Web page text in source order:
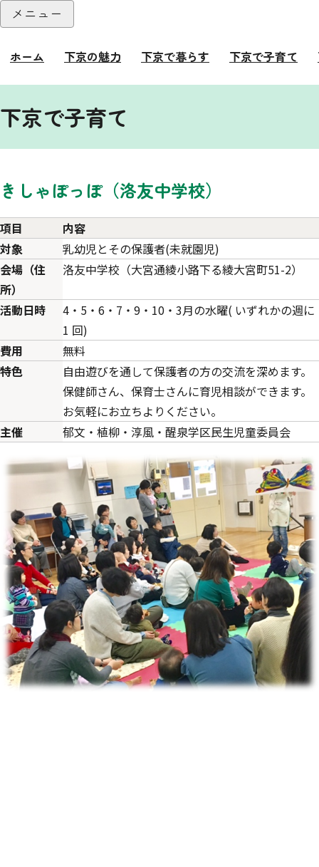
本文へ
メニュー
ホーム 下京の魅力 下京で暮らす 下京で子育て
下京で子育て
きしゃぽっぽ（洛友中学校）
項目
内容
対象
乳幼児とその保護者(未就園児)
会場（住
所）
洛友中学校（大宮通綾小路下る綾大宮町51-2）
活動日時
4・5・6・7・9・10・3月の水曜( いずれかの週に
1 回)
費用
無料
特色
自由遊びを通して保護者の方の交流を深めます。
保健師さん、保育士さんに育児相談ができます。
お気軽にお立ちよりください。
主催
郁文・植柳・淳風・醒泉学区民生児童委員会